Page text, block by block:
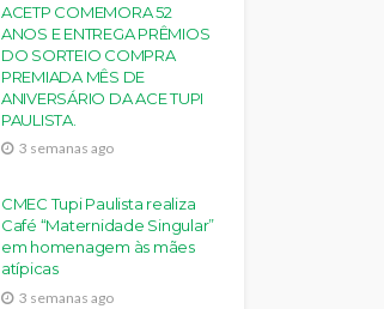
ACETP COMEMORA 52
ANOS E ENTREGA PRÊMIOS
DO SORTEIO COMPRA
PREMIADA MÊS DE
ANIVERSÁRIO DA ACE TUPI
PAULISTA.
3 semanas ago
CMEC Tupi Paulista realiza
Café “Maternidade Singular”
em homenagem às mães
atípicas
3 semanas ago